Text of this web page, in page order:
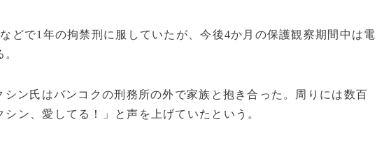
どで1年の拘禁刑に服していたが、今後4か月の保護観察期間中は電
ン氏はバンコクの刑務所の外で家族と抱き合った。周りには数百
ン、愛してる！」と声を上げていたという。